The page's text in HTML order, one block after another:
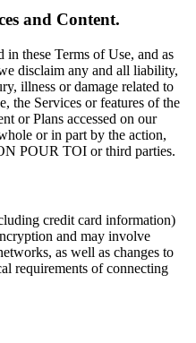
and Content.
these Terms of Use, and as
disclaim any and all liability,
illness or damage related to
the Services or features of the
or Plans accessed on our
or in part by the action,
POUR TOI or third parties.
credit card information)
and may involve
as well as changes to
requirements of connecting